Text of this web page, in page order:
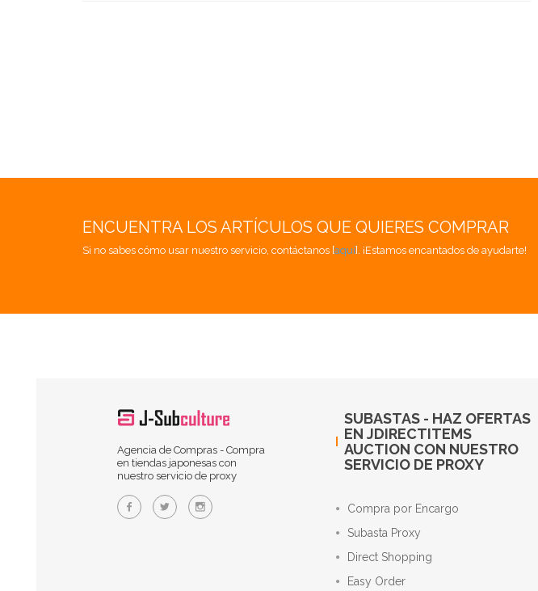
ENCUENTRA LOS ARTÍCULOS QUE QUIERES COMPRAR
Si no sabes cómo usar nuestro servicio, contáctanos [aquí]. ¡Estamos encantados de ayudarte!
Agencia de Compras - Compra
en tiendas japonesas con
nuestro servicio de proxy
SUBASTAS - HAZ OFERTAS
EN JDIRECTITEMS
AUCTION CON NUESTRO
SERVICIO DE PROXY
Compra por Encargo
Subasta Proxy
Direct Shopping
Easy Order